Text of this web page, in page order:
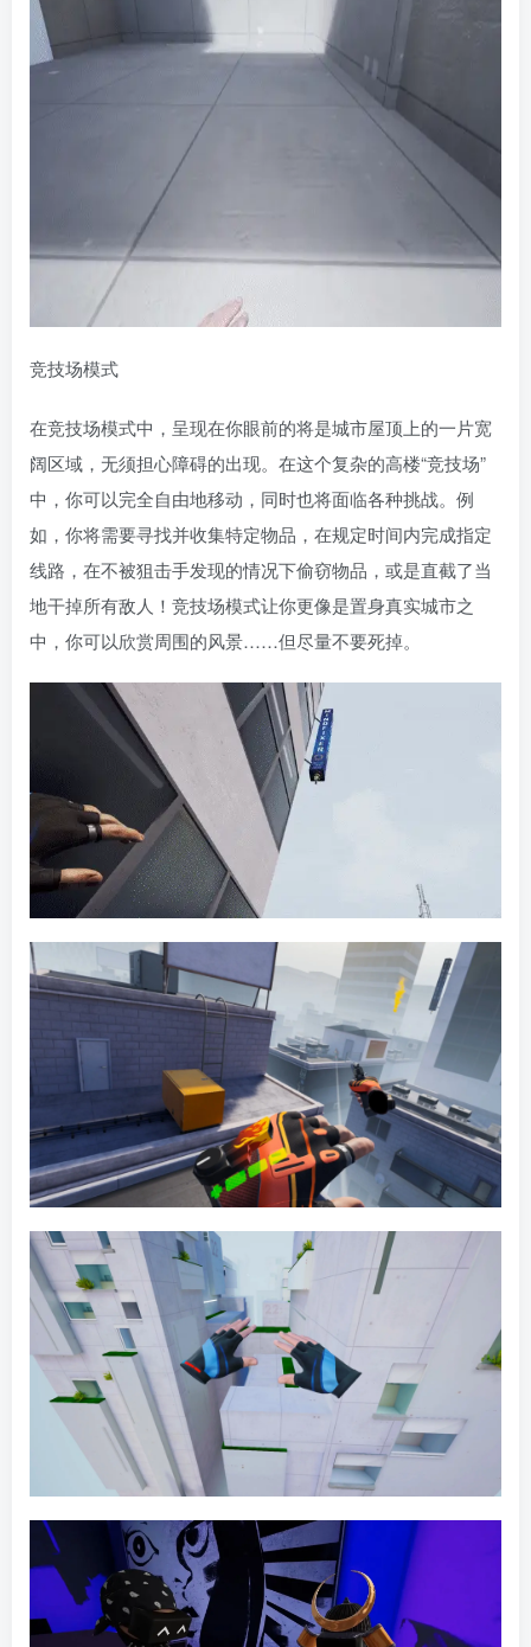
竞技场模式
在竞技场模式中，呈现在你眼前的将是城市屋顶上的一片宽
阔区域，无须担心障碍的出现。在这个复杂的高楼“竞技场”
中，你可以完全自由地移动，同时也将面临各种挑战。例
如，你将需要寻找并收集特定物品，在规定时间内完成指定
线路，在不被狙击手发现的情况下偷窃物品，或是直截了当
地干掉所有敌人！竞技场模式让你更像是置身真实城市之
中，你可以欣赏周围的风景……但尽量不要死掉。